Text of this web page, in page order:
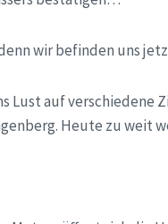
wir befinden uns
Lust auf verschiedene
Heute zu weit